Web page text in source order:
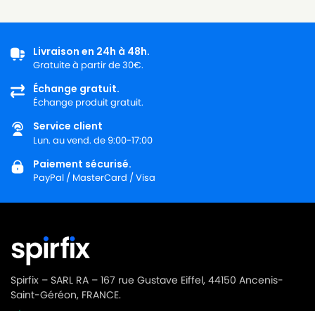
Livraison en 24h à 48h.
Gratuite à partir de 30€.
Échange gratuit.
Échange produit gratuit.
Service client
Lun. au vend. de 9:00-17:00
Paiement sécurisé.
PayPal / MasterCard / Visa
Spirfix – SARL RA – 167 rue Gustave Eiffel, 44150 Ancenis-
Saint-Géréon, FRANCE.